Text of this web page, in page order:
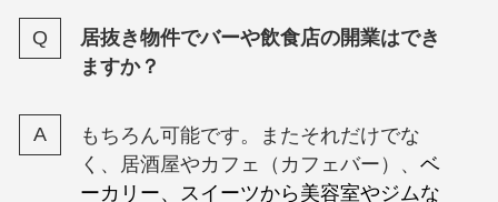
居抜き物件でバーや飲食店の開業はでき
ますか？
もちろん可能です。またそれだけでな
く、居酒屋やカフェ（カフェバー）、 ベ
ーカリー、スイーツから美容室やジムな